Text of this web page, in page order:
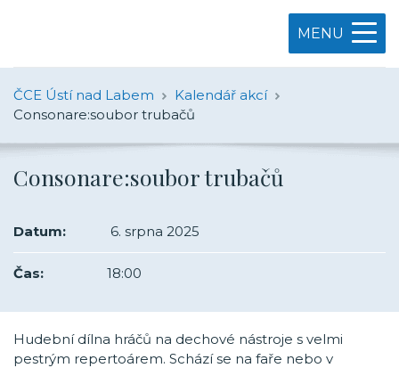
MENU
ČCE Ústí nad Labem
Kalendář akcí
Consonare:soubor trubačů
Consonare:soubor trubačů
Datum: 6. srpna 2025
Čas: 18:00
Hudební dílna hráčů na dechové nástroje s velmi
pestrým repertoárem. Schází se na faře nebo v